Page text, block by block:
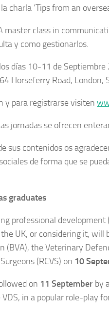
charla ‘Tips from an
master class in
y como gestionarlos.
días 10-11 de Septiembre
Horseferry Road, London,
y para registrarse visiten
jornadas se ofrecen
sus contenidos os
de forma que se
graduates
professional development
UK, or considering it, will
(BVA), the Veterinary
(RCVS) on 10
on 11 September by
in a popular role-play